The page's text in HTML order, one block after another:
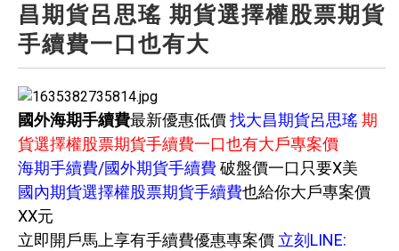
昌期貨呂思瑤 期貨選擇權股票期貨
手續費一口也有大
國外海期手續費最新優惠低價找大昌期貨呂思瑤期
貨選擇權股票期貨手續費一口也有大戶專案價
海期手續費/國外期貨手續費 破盤價一口只要X美
國內期貨選擇權股票期貨手續費也給你大戶專案價
XX元
立即開戶馬上享有手續費優惠專案價 立刻LINE: